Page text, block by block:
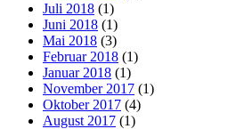
Juli 2018 (1)
Juni 2018 (1)
Mai 2018 (3)
Februar 2018 (1)
Januar 2018 (1)
November 2017 (1)
Oktober 2017 (4)
August 2017 (1)